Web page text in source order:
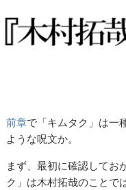
前章で「キムタク」は一
ような呪文か。
まず、最初に確認してお
ク」は木村拓哉のことで